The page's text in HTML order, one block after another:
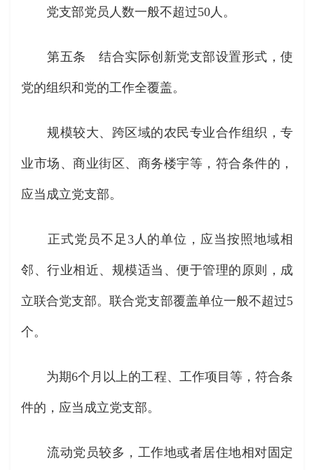
党支部党员人数一般不超过50人。
第五条 结合实际创新党支部设置形式，使
党的组织和党的工作全覆盖。
规模较大、跨区域的农民专业合作组织，专
业市场、商业街区、商务楼宇等，符合条件的，
应当成立党支部。
正式党员不足3人的单位，应当按照地域相
邻、行业相近、规模适当、便于管理的原则，成
立联合党支部。联合党支部覆盖单位一般不超过5
个。
为期6个月以上的工程、工作项目等，符合条
件的，应当成立党支部。
流动党员较多，工作地或者居住地相对固定